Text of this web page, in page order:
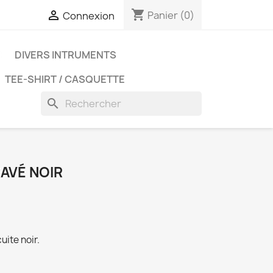
 Connexion shopping_cart Panier (0)
DIVERS INTRUMENTS
TEE-SHIRT / CASQUETTE
search
NOIR
noir.